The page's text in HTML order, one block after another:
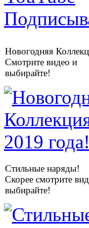
Новогодняя
Смотрите видео и
выбирайте!
Стильные наряды!
Скорее смотрите
выбирайте!